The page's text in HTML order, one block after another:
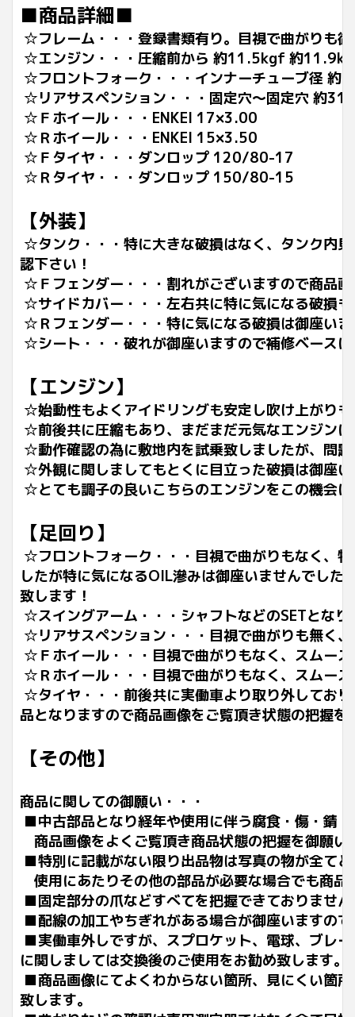
■商品詳細■
☆フレーム・・・登録書類有り。目視で曲がりも
☆エンジン・・・圧縮前から 約11.5kgf 約
☆フロントフォーク・・・インナーチューブ径
☆リアサスペンション・・・固定穴～固定穴 約
☆Ｆホイール・・・ENKEI 17×3.00
☆Ｒホイール・・・ENKEI 15×3.50
☆Ｆタイヤ・・・ダンロップ 120/80-17
☆Ｒタイヤ・・・ダンロップ 150/80-15
【外装】
☆タンク・・・特に大きな破損はなく、タンク内
認下さい！
☆Ｆフェンダー・・・割れがございますので商品
☆サイドカバー・・・左右共に特に気になる破損
☆Ｒフェンダー・・・特に気になる破損は御座い
☆シート・・・破れが御座いますので補修ベース
【エンジン】
☆始動性もよくアイドリングも安定し吹け上がり
☆前後共に圧縮もあり、まだまだ元気なエンジン
☆動作確認の為に敷地内を試乗致しましたが、問
☆外観に関しましてもとくに目立った破損は御座
☆とても調子の良いこちらのエンジンをこの機会
【足回り】
☆フロントフォーク・・・目視で曲がりもなく、
したが特に気になるOIL滲みは御座いませんでし
致します！
☆スイングアーム・・・シャフトなどのSETとな
☆リアサスペンション・・・目視で曲がりも無く
☆Ｆホイール・・・目視で曲がりもなく、スムー
☆Ｒホイール・・・ 目視で曲がりもなく、スムー
☆タイヤ・・・前後共に実働車より取り外してお
品となりますので商品画像をご覧頂き状態の把握
【その他】
商品に関しての御願い・・・
■中古部品となり経年や使用に伴う腐食・傷・錆
商品画像をよくご覧頂き商品状態の把握を御願い
■特別に記載がない限り出品物は写真の物が全て
使用にあたりその他の部品が必要な場合でも商
■固定部分の爪などすべてを把握できておりませ
■配線の加工やちぎれがある場合が御座いますの
■実働車外しですが、スプロケット、電球、ブレ
に関しましては交換後のご使用をお勧め致します。
■商品画像にてよくわからない箇所、見にくい箇
致します。